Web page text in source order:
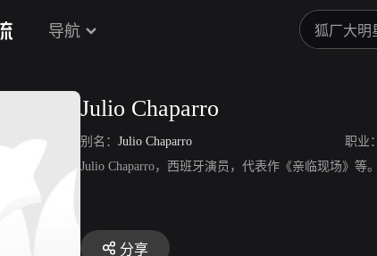
导航
Julio Chaparro
别名： Julio Chaparro 职业：
Julio Chaparro，西班牙演员，代表作《亲临现场》等。
分享